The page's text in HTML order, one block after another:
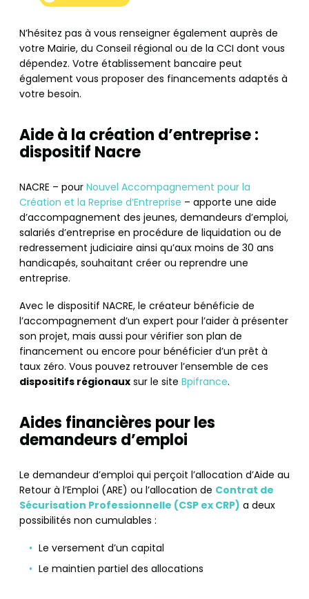
N’hésitez pas à vous renseigner également auprès de
votre Mairie, du Conseil régional ou de la CCI dont vous
dépendez. Votre établissement bancaire peut
également vous proposer des financements adaptés à
votre besoin.
Aide à la création d’entreprise :
dispositif Nacre
NACRE – pour Nouvel Accompagnement pour la
Création et la Reprise d’Entreprise – apporte une aide
d’accompagnement des jeunes, demandeurs d’emploi,
salariés d’entreprise en procédure de liquidation ou de
redressement judiciaire ainsi qu’aux moins de 30 ans
handicapés, souhaitant créer ou reprendre une
entreprise.
Avec le dispositif NACRE, le créateur bénéficie de
l’accompagnement d’un expert pour l’aider à présenter
son projet, mais aussi pour vérifier son plan de
financement ou encore pour bénéficier d’un prêt à
taux zéro. Vous pouvez retrouver l’ensemble de ces
dispositifs régionaux sur le site Bpifrance.
Aides financières pour les
demandeurs d’emploi
Le demandeur d’emploi qui perçoit l’allocation d’Aide au
Retour à l’Emploi (ARE) ou l’allocation de Contrat de
Sécurisation Professionnelle (CSP ex CRP) a deux
possibilités non cumulables :
Le versement d’un capital
Le maintien partiel des allocations